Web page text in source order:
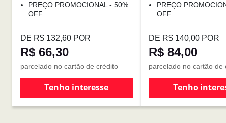
PREÇO PROMOCIONAL - 50%
OFF
DE R$ 132,60 POR
R$ 66,30
parcelado no cartão de crédito
Tenho interesse
PREÇO
OFF
DE R$ 140,00 POR
R$ 84,00
parcelado no cartão de
Tenho